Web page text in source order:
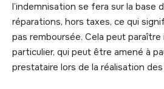
l’indemnisation se fera sur la base
réparations, hors taxes, ce qui
pas remboursée. Cela peut
particulier, qui peut être amené à
prestataire lors de la réalisation